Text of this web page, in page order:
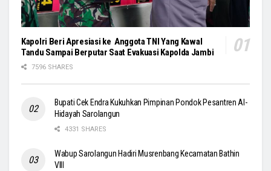
Kapolri Beri Apresiasi ke Anggota TNI Yang Kawal
Tandu Sampai Berputar Saat Evakuasi Kapolda Jambi
7596 SHARES
Bupati Cek Endra Kukuhkan Pimpinan Pondok Pesantren Al-
Hidayah Sarolangun
4331 SHARES
Wabup Sarolangun Hadiri Musrenbang Kecamatan Bathin
VIII